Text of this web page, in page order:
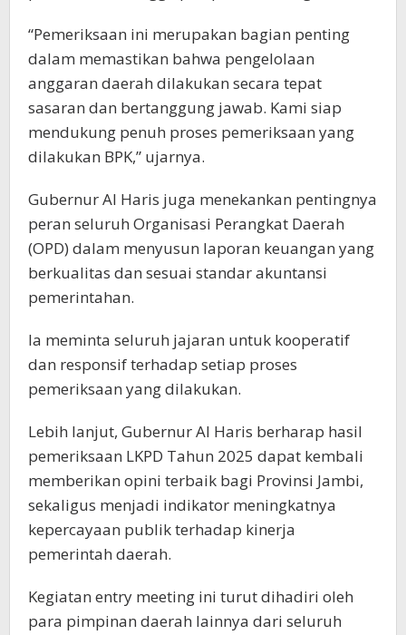
“Pemeriksaan ini merupakan bagian penting
dalam memastikan bahwa pengelolaan
anggaran daerah dilakukan secara tepat
sasaran dan bertanggung jawab. Kami siap
mendukung penuh proses pemeriksaan yang
dilakukan BPK,” ujarnya.
Gubernur Al Haris juga menekankan pentingnya
peran seluruh Organisasi Perangkat Daerah
(OPD) dalam menyusun laporan keuangan yang
berkualitas dan sesuai standar akuntansi
pemerintahan.
Ia meminta seluruh jajaran untuk kooperatif
dan responsif terhadap setiap proses
pemeriksaan yang dilakukan.
Lebih lanjut, Gubernur Al Haris berharap hasil
pemeriksaan LKPD Tahun 2025 dapat kembali
memberikan opini terbaik bagi Provinsi Jambi,
sekaligus menjadi indikator meningkatnya
kepercayaan publik terhadap kinerja
pemerintah daerah.
Kegiatan entry meeting ini turut dihadiri oleh
para pimpinan daerah lainnya dari seluruh